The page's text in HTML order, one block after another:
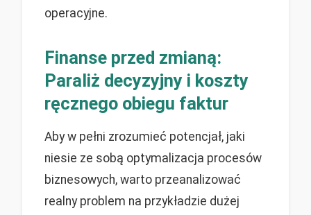
operacyjne.
Finanse przed zmianą:
Paraliż decyzyjny i koszty
ręcznego obiegu faktur
Aby w pełni zrozumieć potencjał, jaki
niesie ze sobą optymalizacja procesów
biznesowych, warto przeanalizować
realny problem na przykładzie dużej